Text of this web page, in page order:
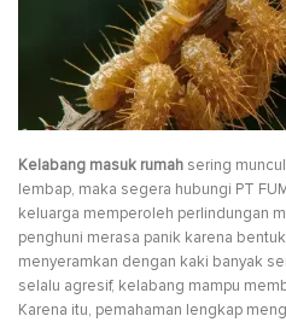
Kelabang masuk rumah sering
lembap, maka segera hubungi PT
keluarga memperoleh perlindungan
penghuni merasa panik karena
menyeramkan dengan kaki banyak
selalu agresif, kelabang mampu
Karena itu, pemahaman lengkap